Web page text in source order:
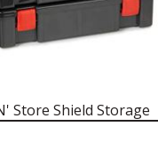
Store Shield Storage